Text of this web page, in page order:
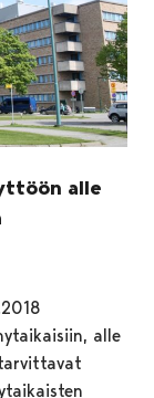
alle
alle